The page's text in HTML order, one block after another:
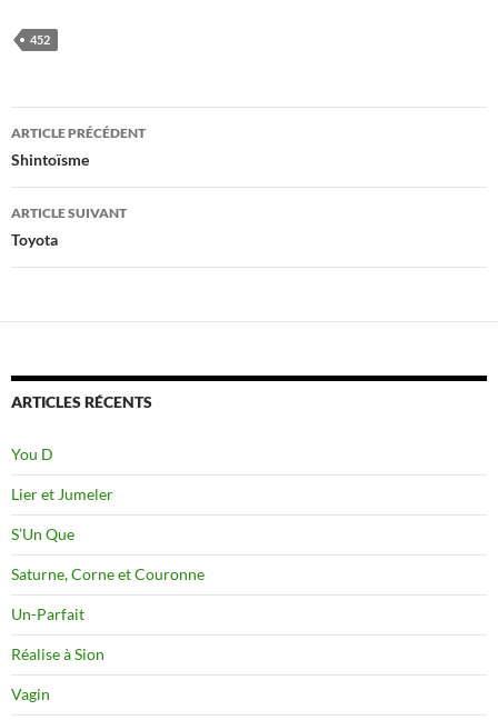
452
Navigation
des
articles
ARTICLE PRÉCÉDENT
Shintoïsme
ARTICLE SUIVANT
Toyota
ARTICLES RÉCENTS
You D
Lier et Jumeler
S’Un Que
Saturne, Corne et Couronne
Un-Parfait
Réalise à Sion
Vagin